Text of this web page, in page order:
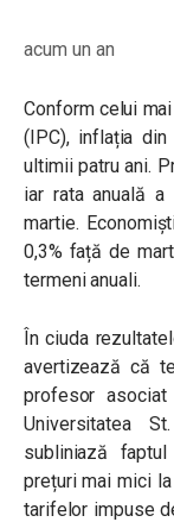
acum un an
Conform celui
(IPC), inflația
ultimii patru ani.
iar rata anuală
martie.
0,3% față de
termeni anuali.
În ciuda
avertizează că
profesor
Universitatea
subliniază
prețuri mai mici
tarifelor impuse